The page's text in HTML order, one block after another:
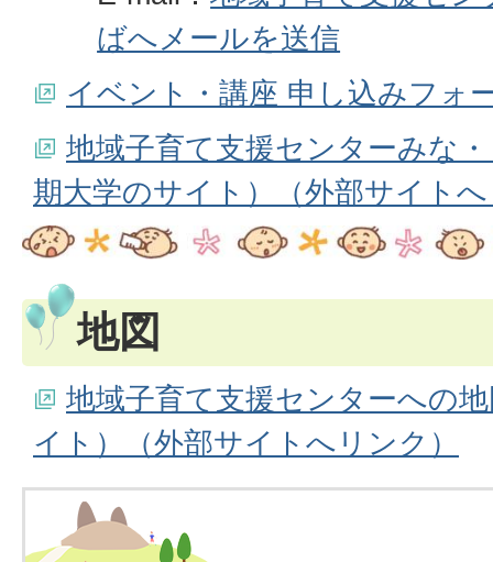
ばへメールを送信
イベント・講座 申し込みフォ
地域子育て支援センターみな
期大学のサイト）（外部サイト
地図
地域子育て支援センターへの
イト）（外部サイトへリンク）